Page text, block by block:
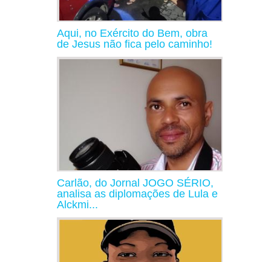
Aqui, no Exército do Bem, obra
de Jesus não fica pelo caminho!
Carlão, do Jornal JOGO SÉRIO,
analisa as diplomações de Lula e
Alckmi...